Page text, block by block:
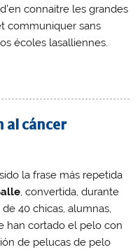
connaitre les grandes
communiquer sans
écoles lasalliennes.
al cáncer
la frase más repetida
, convertida, durante
40 chicas, alumnas,
han cortado el pelo con
de pelucas de pelo